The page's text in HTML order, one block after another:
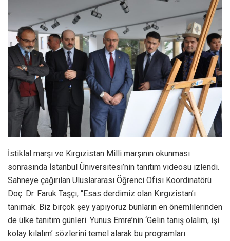
İstiklal marşı ve Kırgızistan Milli marşının okunması
sonrasında İstanbul Üniversitesi’nin tanıtım videosu izlendi.
Sahneye çağırılan Uluslararası Öğrenci Ofisi Koordinatörü
Doç. Dr. Faruk Taşçı, “Esas derdimiz olan Kırgızistan’ı
tanımak. Biz birçok şey yapıyoruz bunların en önemlilerinden
de ülke tanıtım günleri. Yunus Emre’nin ‘Gelin tanış olalım, işi
kolay kılalım’ sözlerini temel alarak bu programları